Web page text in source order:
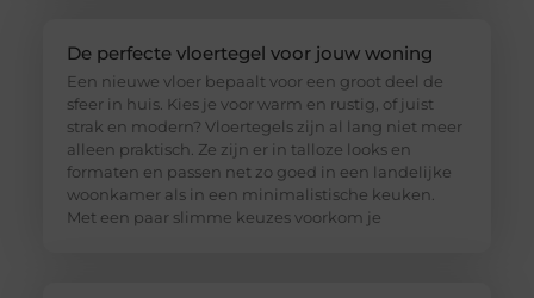
De perfecte vloertegel voor jouw woning
Een nieuwe vloer bepaalt voor een groot deel de
sfeer in huis. Kies je voor warm en rustig, of juist
strak en modern? Vloertegels zijn al lang niet meer
alleen praktisch. Ze zijn er in talloze looks en
formaten en passen net zo goed in een landelijke
woonkamer als in een minimalistische keuken.
Met een paar slimme keuzes voorkom je